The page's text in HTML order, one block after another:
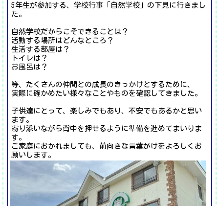
5年生が参加する、学校行事「自然学校」の下見に行きまし
た。
自然学校だからこそできることは？
活動する場所はどんなところ？
生活する部屋は？
トイレは？
お風呂は？
等、たくさんの仲間との成長のきっかけとするために、
実際に確かめたい様々なことやものを確認してきました。
子供達にとって、楽しみでもあり、不安でもあるかと思い
ます。
寄り添いながら背中を押せるように準備を進めてまいりま
す。
ご家庭におかれましても、前向きな言葉がけをよろしくお
願いします。